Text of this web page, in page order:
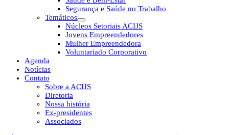
Segurança e Saúde no Trabalho
Temáticos
Núcleos Setoriais ACIJS
Jovens Empreendedores
Mulher Empreendedora
Voluntariado Corporativo
Agenda
Notícias
Contato
Sobre a ACIJS
Diretoria
Nossa história
Ex-presidentes
Associados